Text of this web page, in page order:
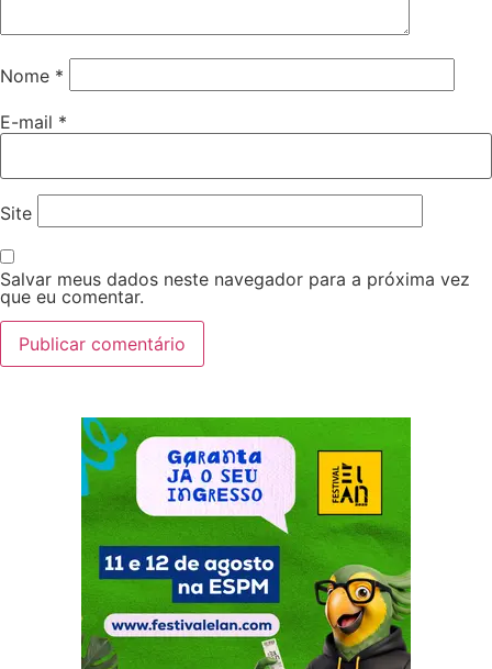
Nome *
E-mail *
Site
Salvar meus dados neste navegador para a próxima vez
que eu comentar.